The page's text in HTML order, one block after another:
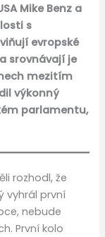
Mike Benz a
s
evropské
srovnávají je
mezitím
výkonný
parlamentu,
rozhodl, že
vyhrál první
nebude
První kolo